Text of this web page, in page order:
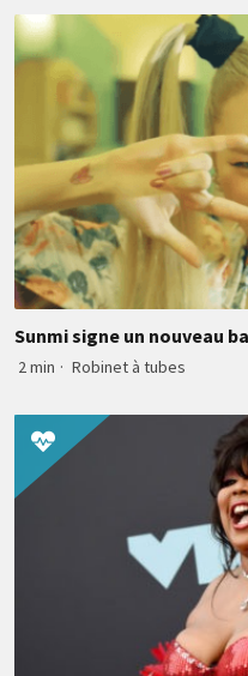
Sunmi signe un nouveau
2 min · Robinet à tubes